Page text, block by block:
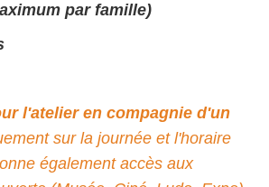
par famille)
l'atelier en compagnie d'un
sur la journée et l'horaire
également accès aux